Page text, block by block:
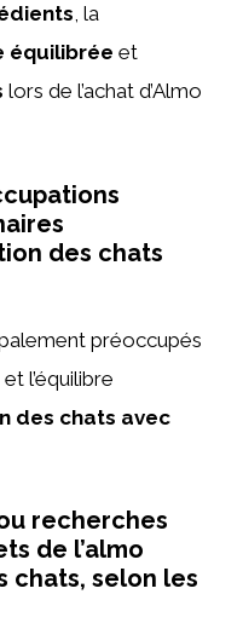
, la
équilibrée et
lors de l’achat d’Almo
des chats
préoccupés
l’équilibre
des chats avec
recherches
de l’almo
chats, selon les